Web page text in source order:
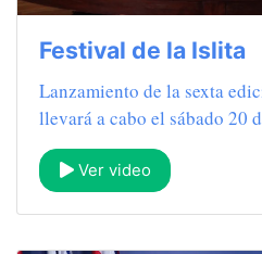
Festival de la Islita
Lanzamiento de la sexta
llevará a cabo el sábado 20
Ver video